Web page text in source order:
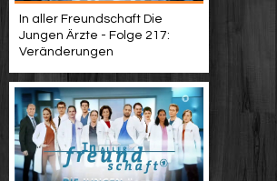
In aller Freundschaft Die
Jungen Ärzte - Folge 217:
Veränderungen